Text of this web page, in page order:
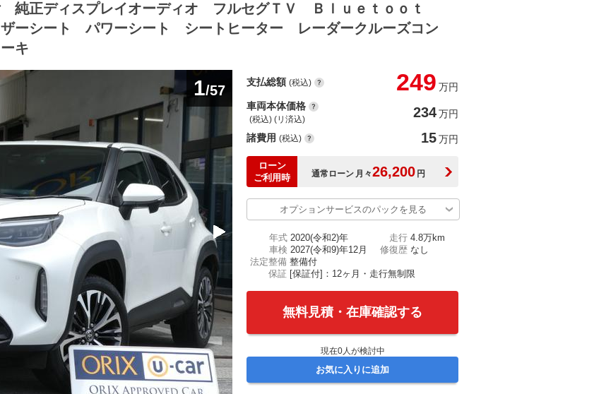
正ディスプレイオーディオ フルセグＴＶ Ｂｌｕｅｔｏｏｔ
ーシート パワーシート シートヒーター レーダークルーズコン
キ
1/57
支払総額 (税込) 249 万円
車両本体価格
(税込) (リ済込) 234万円
諸費用 (税込) 15万円
ローン
ご利用時
通常ローン 月々26,200 円
オプションサービスのパックを見る
年式 2020(令和2)年 走行 4.8万km
車検 2027(令和9)年12月 修復歴 なし
法定整備 整備付
保証 [保証付]：12ヶ月・走行無制限
無料見積・在庫確認する
現在0人が検討中
お気に入りに追加